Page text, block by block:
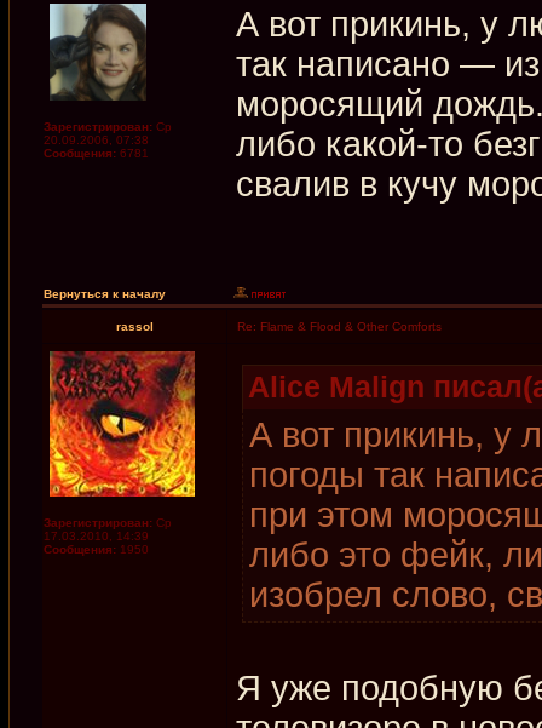
Зарегистрирован: Ср
20.09.2006, 07:38
Сообщения: 6781
А вот прикинь, у
так написано —
моросящий
либо какой-то
свалив в кучу
Вернуться к началу
rassol Re: Flame & Flood & Other Comforts
Зарегистрирован: Ср
17.03.2010, 14:39
Сообщения: 1950
Alice Malign
А вот прикинь, у
погоды так
при этом
либо это фейк,
изобрел слово,
Я уже подобную